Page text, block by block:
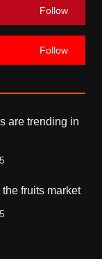
Follow
Follow
are trending in
fruits market